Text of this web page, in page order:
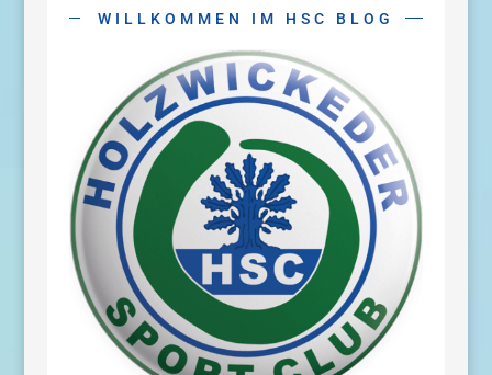
WILLKOMMEN IM HSC BLOG